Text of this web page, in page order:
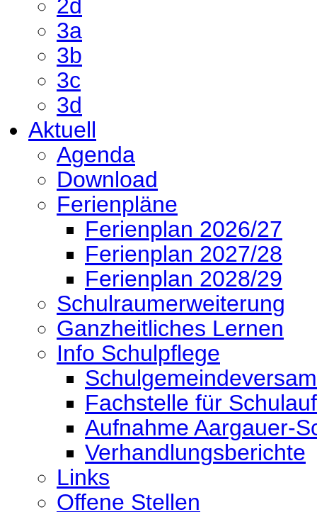
2d
3a
3b
3c
3d
Aktuell
Agenda
Download
Ferienpläne
Ferienplan 2026/27
Ferienplan 2027/28
Ferienplan 2028/29
Schulraumerweiterung
Ganzheitliches Lernen
Info Schulpflege
Fachstelle für
Aufnahme Aargauer-
Verhandlungsberichte
Links
Offene Stellen